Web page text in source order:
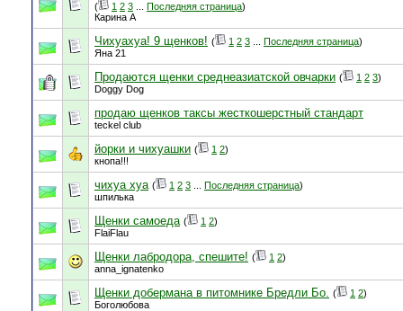
( 1 2 3 Последняя страница)
Карина А
Чихуахуа! 9 щенков! ( 1 2 3 Последняя страница)
Яна 21
Продаются щенки среднеазиатской овчарки ( 1 2 3)
Doggy Dog
продаю щенков таксы жесткошерстный стандарт
teckel club
йорки и чихуашки ( 1 2)
кнопа!!!
чихуа хуа ( 1 2 3 Последняя страница)
шпилька
Щенки самоеда ( 1 2)
FlaiFlau
Щенки лабродора, спешите! ( 1 2)
anna_ignatenko
Щенки добермана в питомнике Бредли Бо. ( 1 2)
Боголюбова